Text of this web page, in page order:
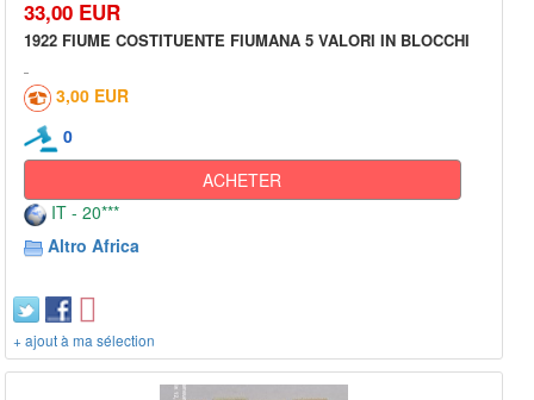
33,00 EUR
1922 FIUME COSTITUENTE FIUMANA 5 VALORI IN BLOCCHI
3,00 EUR
0
ACHETER
IT - 20***
Altro Africa
+ ajout à ma sélection